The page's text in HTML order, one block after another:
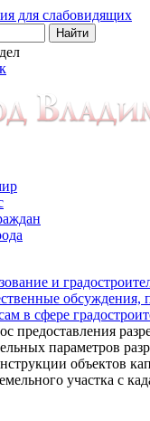
для слабовидящих
и
обсуждения,
в сфере
предоставления
параметров
объектов
участка с